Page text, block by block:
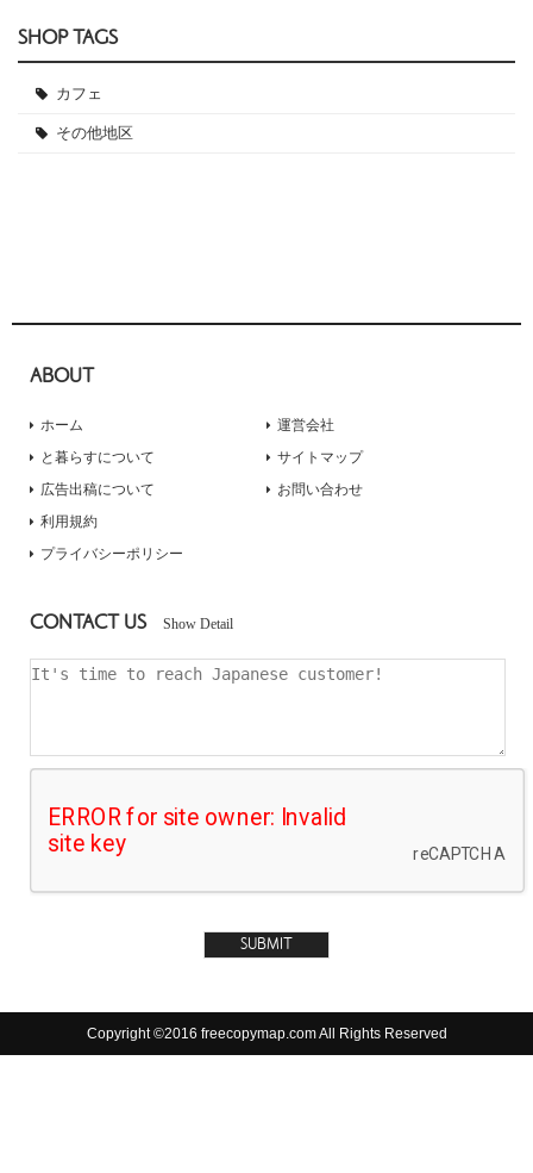
SHOP TAGS
カフェ
その他地区
ABOUT
ホーム
と暮らすについて
広告出稿について
運営会社
サイトマップ
お問い合わせ
利用規約
プライバシーポリシー
CONTACT US Show Detail
Copyright ©2016 freecopymap.com All Rights Reserved